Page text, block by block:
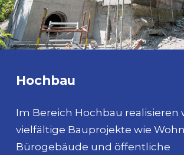
Hochbau
Im Bereich Hochbau realisieren
vielfältige Bauprojekte wie
Bürogebäude und öffentliche